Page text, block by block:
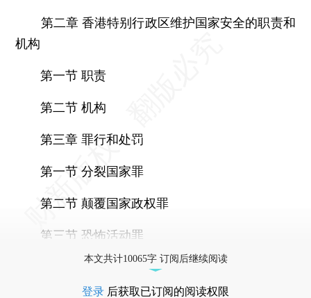
第二章 香港特别行政区维护国家安全的职责和
机构
第一节 职责
第二节 机构
第三章 罪行和处罚
第一节 分裂国家罪
第二节 颠覆国家政权罪
第三节 恐怖活动罪
本文共计10065字 订阅后继续阅读
登录 后获取已订阅的阅读权限